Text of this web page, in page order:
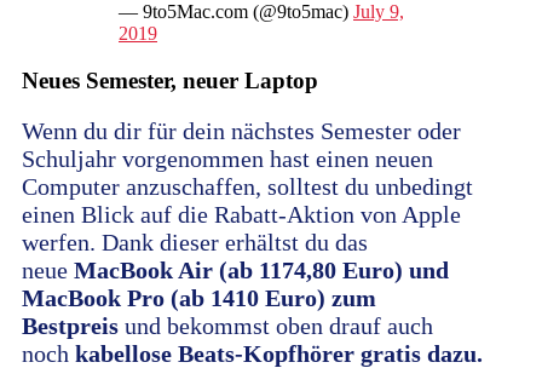
— 9to5Mac.com (@9to5mac) July 9,
2019
Neues Semester, neuer Laptop
Wenn du dir für dein nächstes Semester oder
Schuljahr vorgenommen hast einen neuen
Computer anzuschaffen, solltest du unbedingt
einen Blick auf die Rabatt-Aktion von Apple
werfen. Dank dieser erhältst du das
neue MacBook Air (ab 1174,80 Euro) und
MacBook Pro (ab 1410 Euro) zum
Bestpreis und bekommst oben drauf auch
noch kabellose Beats-Kopfhörer gratis dazu.